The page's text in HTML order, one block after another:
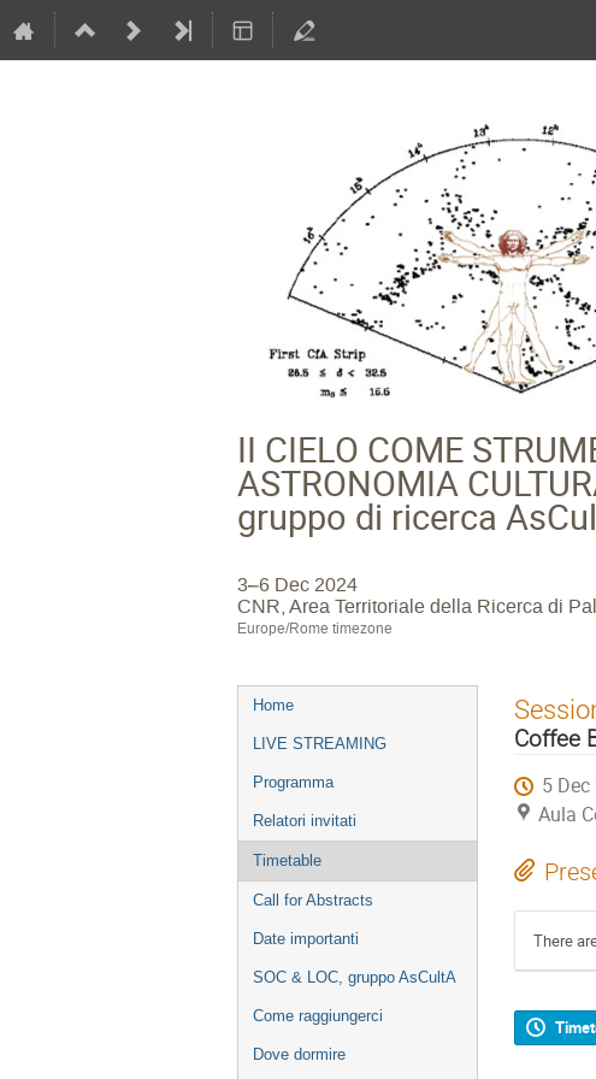
II CIELO COME
ASTRONOMIA
gruppo di ricerca
3–6 Dec 2024
CNR, Area Territoriale della Ricerca di
Europe/Rome timezone
Event
menu
Home
LIVE STREAMING
Programma
Relatori invitati
Timetable
Call for Abstracts
Date importanti
SOC & LOC, gruppo AsCultA
Come raggiungerci
Dove dormire
Coffee
5
Aula
There